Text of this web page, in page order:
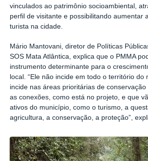
vinculados ao patrimônio socioambiental,
perfil de visitante e possibilitando aumentar
turista na cidade.
Mário Mantovani, diretor de Políticas
SOS Mata Atlântica, explica que o PMMA
instrumento determinante para o
local. “Ele não incide em todo o território do
incide nas áreas prioritárias de
as conexões, como está no projeto, e que
ativos do município, como o turismo, a
agricultura, a conservação, a proteção”,